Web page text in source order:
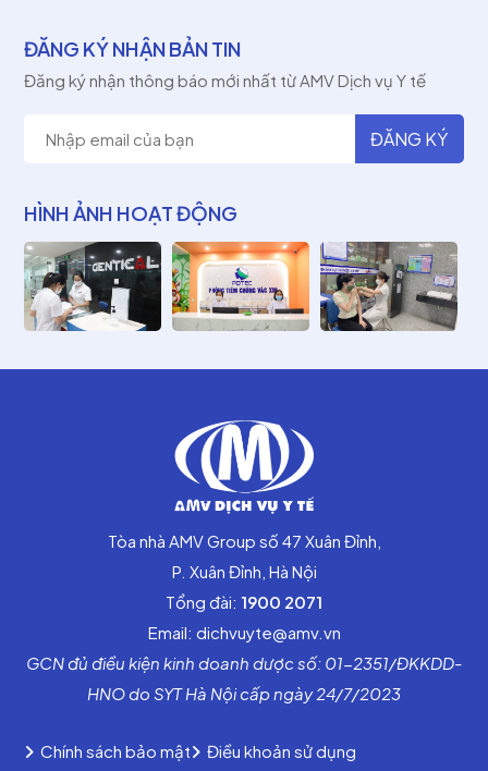
ĐĂNG KÝ NHẬN BẢN TIN
Đăng ký nhận thông báo mới nhất từ AMV Dịch vụ Y tế
HÌNH ẢNH HOẠT ĐỘNG
Tòa nhà AMV Group số 47 Xuân Đỉnh,
P. Xuân Đỉnh, Hà Nội
Tổng đài: 1900 2071
Email: dichvuyte@amv.vn
GCN đủ điều kiện kinh doanh dược số: 01-2351/ĐKKDD-
HNO do SYT Hà Nội cấp ngày 24/7/2023
Chính sách bảo mật Điều khoản sử dụng